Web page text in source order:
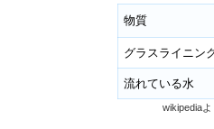
物質
グラスライニン
流れている水
wikipedia